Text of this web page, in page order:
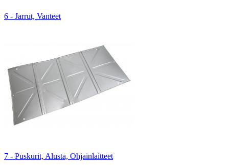
6 - Jarrut, Vanteet
7 - Puskurit, Alusta, Ohjainlaitteet